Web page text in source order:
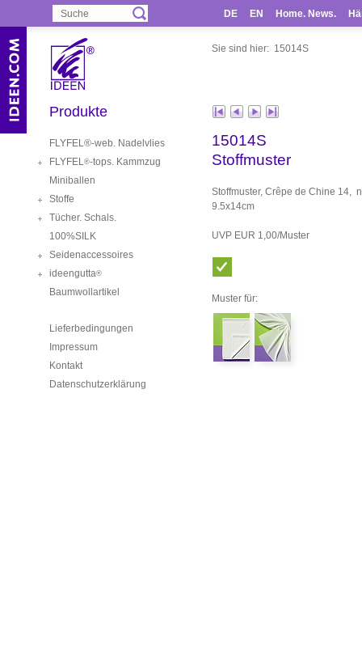
DE EN Home. News.
Sie sind hier: 15014S
Produkte
FLYFEL®-web. Nadelvlies
FLYFEL®-tops. Kammzug
Miniballen
Stoffe
Tücher. Schals.
100%SILK
Seidenaccessoires
ideengutta®
Baumwollartikel
Lieferbedingungen
Impressum
Kontakt
Datenschutzerklärung
15014S
Stoffmuster
Stoffmuster, Crêpe de Chine 14,
9.5x14cm
UVP EUR 1,00/Muster
Muster für: